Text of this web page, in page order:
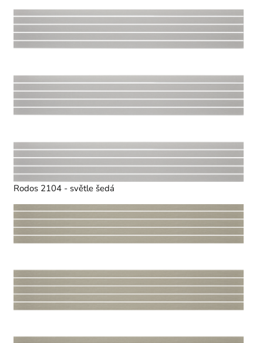
Rodos 2104 - světle šedá